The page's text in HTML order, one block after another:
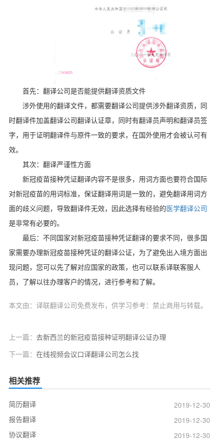
首先：翻译公司是否能提供翻译资质文件
涉外使用的翻译文件，都需要翻译公司提供涉外翻译资质，同
时翻译件加盖翻译公司翻译认证章，同时有翻译员声明和翻译员签
字，用于证明翻译件与原件一致的要求，在国外使用才会被认可有
效。
其次：翻译严谨性方面
新冠疫苗接种凭证翻译内容不是很多，用词方面也要符合国际
对新冠疫苗的用词标准，保证翻译用词是一致的，避免翻译用词方
面的歧义问题，导致翻译件无效，因此选择有经验的 医学翻译公司
是非常有必要的。
最后：不同国家对新冠疫苗接种凭证翻译的要求不同，很多国
家需要办理新冠疫苗接种凭证的翻译公证，为了避免出入境方面出
现问题，您可以先了解对应国家的政策，也可以联系译联客服人
员，了解以往办理客户的情况，进行参考和了解。
本文由：译联翻译公司免费发布，供学习参考：禁止商用与转载。
上一篇： 去新西兰的新冠疫苗接种证明翻译公证办理
下一篇： 在线视频会议口译翻译公司怎么找
相关推荐
简历翻译
2019-12-30
报告翻译
2019-12-30
协议翻译
2019-12-30